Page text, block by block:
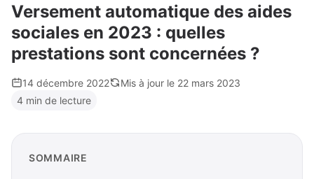
Versement automatique des aides
sociales en 2023 : quelles
prestations sont concernées ?
14 décembre 2022
Mis à jour le 22 mars 2023
4 min de lecture
SOMMAIRE